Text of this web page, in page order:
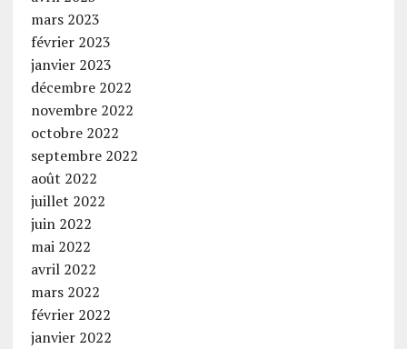
mars 2023
février 2023
janvier 2023
décembre 2022
novembre 2022
octobre 2022
septembre 2022
août 2022
juillet 2022
juin 2022
mai 2022
avril 2022
mars 2022
février 2022
janvier 2022